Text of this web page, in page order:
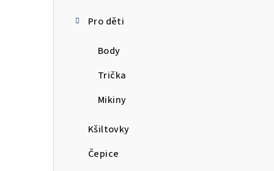
Pro děti
Body
Trička
Mikiny
Kšiltovky
Čepice